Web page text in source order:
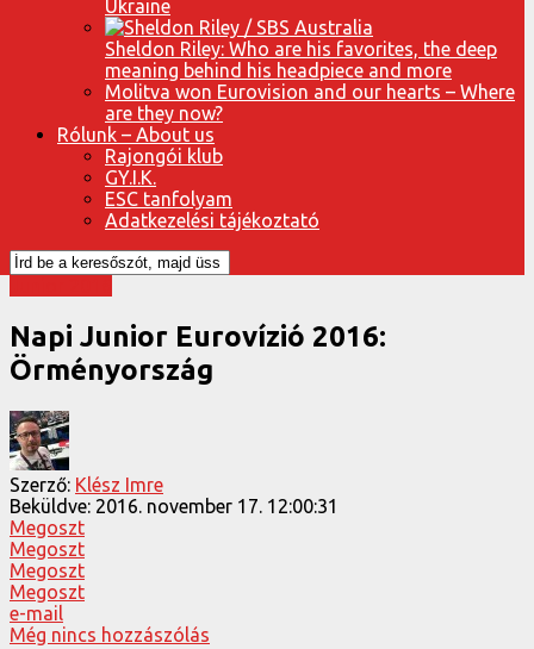
Ukraine
Sheldon Riley: Who are his favorites, the deep
meaning behind his headpiece and more
Molitva won Eurovision and our hearts – Where
are they now?
Rólunk – About us
Rajongói klub
GY.I.K.
ESC tanfolyam
Adatkezelési tájékoztató
Napi Junior Eurovízió 2016:
Örményország
Szerző: Klész Imre
Beküldve: 2016. november 17. 12:00:31
Megoszt
Megoszt
Megoszt
Megoszt
e-mail
Még nincs hozzászólás